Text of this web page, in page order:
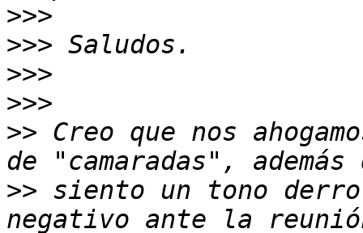
>>>
>>>
>>>
>>>
>> Creo que nos
>> siento un tono